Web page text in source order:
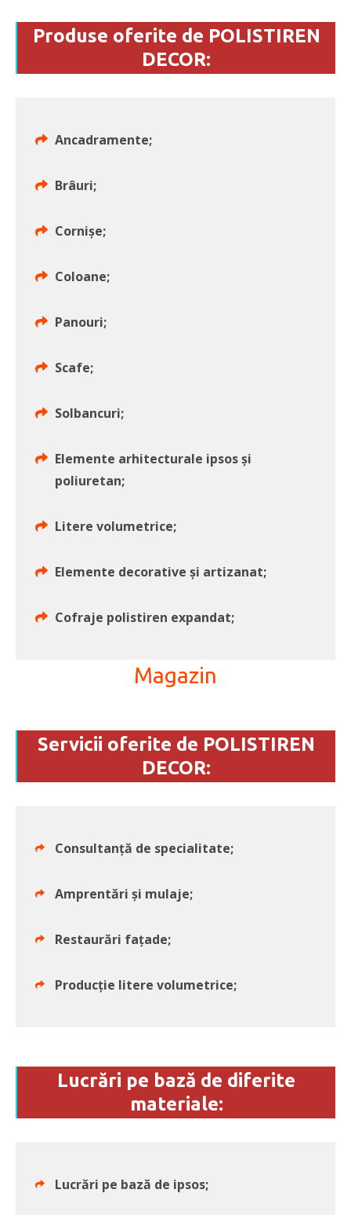
Produse oferite de POLISTIREN
DECOR:
Ancadramente;
Brâuri;
Cornișe;
Coloane;
Panouri;
Scafe;
Solbancuri;
Elemente arhitecturale ipsos și
poliuretan;
Litere volumetrice;
Elemente decorative și artizanat;
Cofraje polistiren expandat;
Magazin
Servicii oferite de POLISTIREN
DECOR:
Consultanță de specialitate;
Amprentări și mulaje;
Restaurări fațade;
Producție litere volumetrice;
Lucrări pe bază de diferite
materiale:
Lucrări pe bază de ipsos;